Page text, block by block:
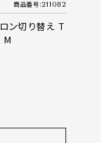
商品番号 211082
ン切り替え T
M